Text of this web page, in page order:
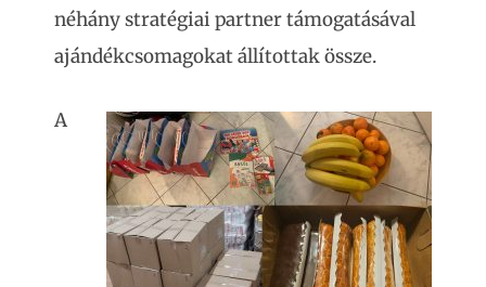
néhány stratégiai partner támogatásával
ajándékcsomagokat állítottak össze.
A